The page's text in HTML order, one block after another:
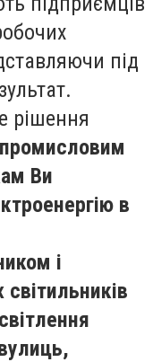
під
рішення
Ви
в
і